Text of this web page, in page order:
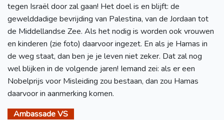
tegen Israël door zal gaan! Het doel is en blijft: de
gewelddadige bevrijding van Palestina, van de Jordaan tot
de Middellandse Zee. Als het nodig is worden ook vrouwen
en kinderen (zie foto) daarvoor ingezet. En als je Hamas in
de weg staat, dan ben je je leven niet zeker. Dat zal nog
wel blijken in de volgende jaren! Iemand zei: als er een
Nobelprijs voor Misleiding zou bestaan, dan zou Hamas
daarvoor in aanmerking komen.
Ambassade VS